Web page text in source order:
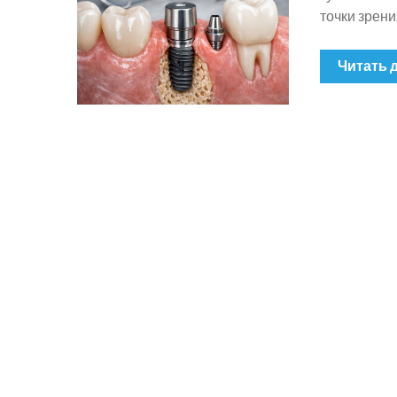
точки
Читать